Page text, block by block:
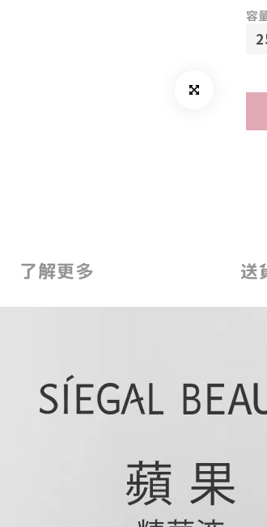
容
了解更多 送